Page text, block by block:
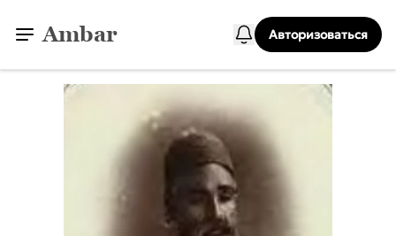
Ambar Авторизоваться